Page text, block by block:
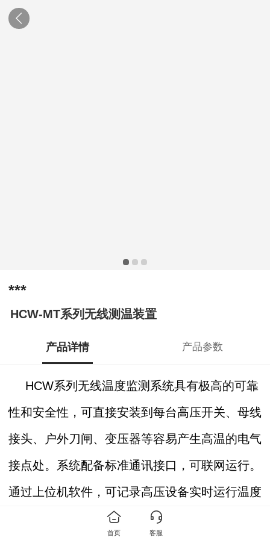
***
HCW-MT系列无线测温装置
产品详情 产品参数
HCW系列无线温度监测系统具有极高的可靠
性和安全性，可直接安装到每台高压开关、母线
接头、户外刀闸、变压器等容易产生高温的电气
接点处。系统配备标准通讯接口，可联网运行。
通过上位机软件，可记录高压设备实时运行温度
的数据。为高压设备的维修提供历史数据，实现
首页 客服